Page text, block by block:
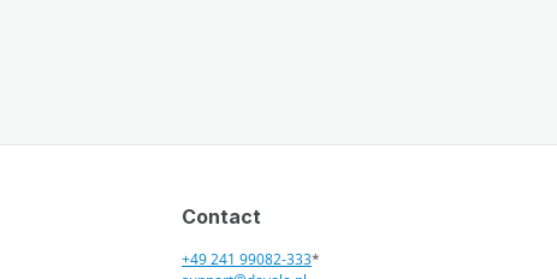
Contact
+49 241 99082-333*